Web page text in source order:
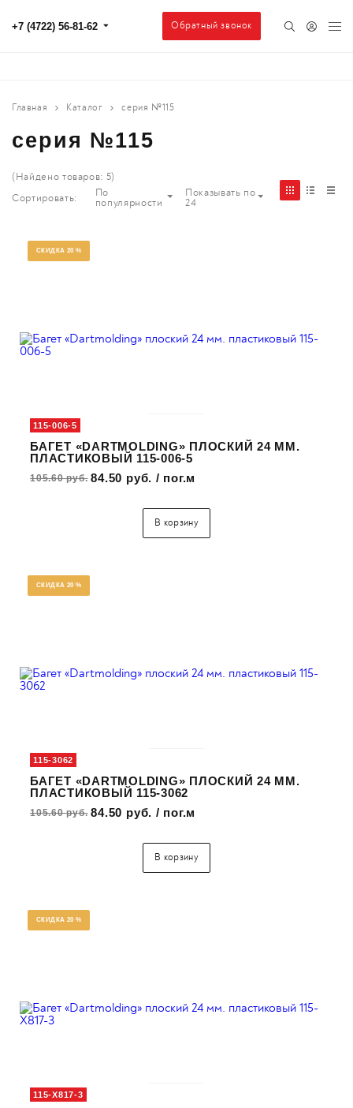
+7 (4722) 56-81-62 Обратный звонок
Главная Каталог серия №115
серия №115
(Найдено товаров: 5)
Сортировать:
По
популярности
Показывать по
24
СКИДКА 20 %
115-006-5
БАГЕТ «DARTMOLDING» ПЛОСКИЙ 24 ММ.
ПЛАСТИКОВЫЙ 115-006-5
105.60 руб. 84.50 руб. / пог.м
В корзину
СКИДКА 20 %
115-3062
БАГЕТ «DARTMOLDING» ПЛОСКИЙ 24 ММ.
ПЛАСТИКОВЫЙ 115-3062
105.60 руб. 84.50 руб. / пог.м
В корзину
СКИДКА 20 %
115-X817-3